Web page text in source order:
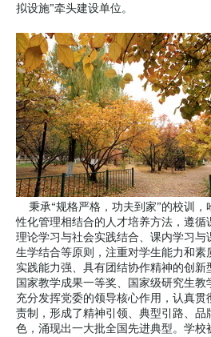
拟设施”牵头建设单位。
秉承“规格严格，功夫到家”的校训，
性化管理相结合的人才培养方法，遵循
理论学习与社会实践结合、课内学习与
生学结合等原则，注重对学生能力和素
实践能力强、具有团结协作精神的创
国家教学成果一等奖、国家级研究生
充分发挥党委的领导核心作用，认真贯
责制，形成了精神引领、典型引路、品
色，涌现出一大批全国先进典型。学校